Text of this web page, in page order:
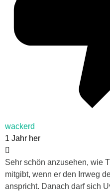
wackerd
1 Jahr her
Sehr schön anzusehen, wie
mitgibt, wenn er den Irrweg
anspricht. Danach darf sich